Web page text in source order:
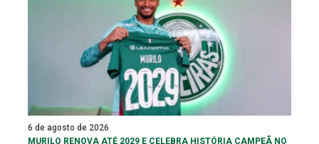
6 de agosto de 2026
MURILO RENOVA ATÉ 2029 E CELEBRA HISTÓRIA CAMPEÃ NO